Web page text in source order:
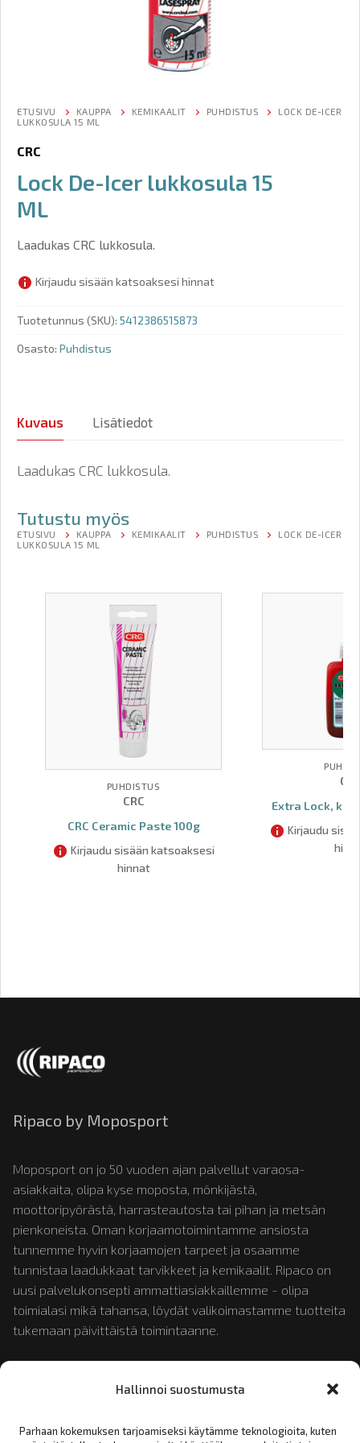
Hallinnoi suostumusta
Parhaan kokemuksen tarjoamiseksi käytämme teknologioita, kuten
ETUSIVU KAUPPA KEMIKAALIT PUHDISTUS
LOCK DE-ICER
LUKKOSULA 15 ML
CRC
Lock De-Icer lukkosula 15
ML
Laadukas CRC lukkosula.
Kirjaudu sisään katsoaksesi hinnat
Tuotetunnus (SKU): 5412386515873
Osasto: Puhdistus
Kuvaus Lisätiedot
Laadukas CRC lukkosula.
Tutustu myös
ETUSIVU KAUPPA KEMIKAALIT PUHDISTUS
LOCK DE-ICER
LUKKOSULA 15 ML
PUHDISTUS
CRC
CRC Ceramic Paste 100g
Kirjaudu sisään katsoaksesi
hinnat
Extra Lock,
Kirjaudu
Ripaco by Moposport
Moposport on jo 50 vuoden ajan palvellut varaosa-
asiakkaita, olipa kyse moposta, mönkijästä,
moottoripyörästä, harrasteautosta tai pihan ja metsän
pienkoneista. Oman korjaamotoimintamme ansiosta
tunnemme hyvin korjaamojen tarpeet ja osaamme
tunnistaa laadukkaat tarvikkeet ja kemikaalit. Ripaco on
uusi palvelukonsepti ammattiasiakkaillemme - olipa
toimialasi mikä tahansa, löydät valikoimastamme tuotteita
tukemaan päivittäistä toimintaanne.